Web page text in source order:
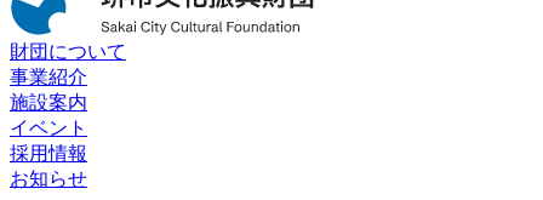
財団について
事業紹介
施設案内
イベント
採用情報
お知らせ